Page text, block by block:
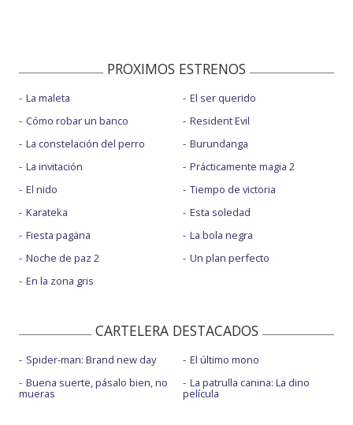
PROXIMOS ESTRENOS
La maleta
Cómo robar un banco
La constelación del perro
La invitación
El nido
Karateka
Fiesta pagäna
Noche de paz 2
En la zona gris
El ser querido
Resident Evil
Burundanga
Prácticamente magia 2
Tiempo de victoria
Esta soledad
La bola negra
Un plan perfecto
CARTELERA DESTACADOS
Spider-man: Brand new day
Buena suerte, pásalo bien, no
mueras
El último mono
La patrulla canina: La dino
película